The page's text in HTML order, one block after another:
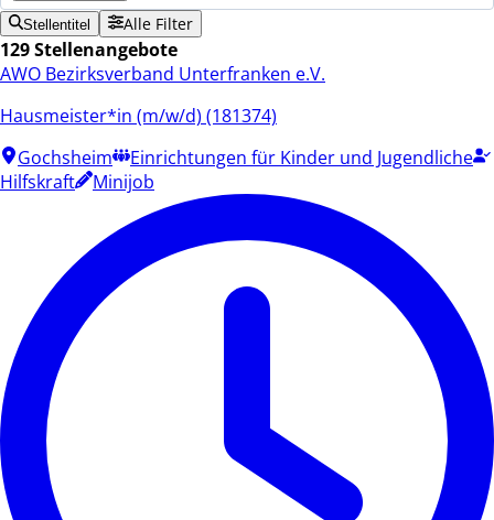
Stellentitel Alle Filter
129 Stellenangebote
AWO Bezirksverband Unterfranken e.V.
Hausmeister*in (m/w/d) (181374)
Gochsheim
Einrichtungen für Kinder und Jugendliche
Hilfskraft
Minijob